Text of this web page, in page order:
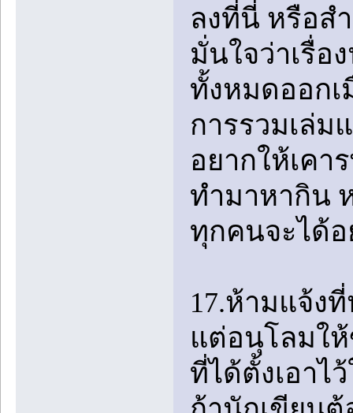
ลงที่นี่ หรือส
มั่นใจว่าเรื่อ
ทั้งหมดออกเ
การรวมเล่ม
อยากให้เคา
ทำมาหากิน
ทุกคนจะได้
17.ห้ามแจ้ง
แต่อนุโลมให้
ที่ได้ตั้งเอา